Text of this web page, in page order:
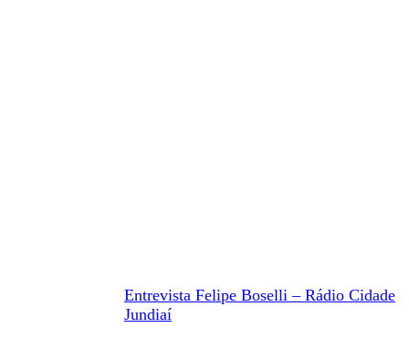
Entrevista Felipe Boselli – Rádio Cidade
Jundiaí